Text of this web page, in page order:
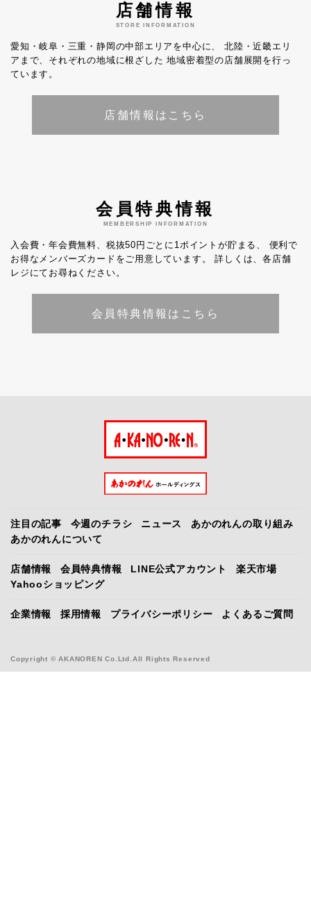
店舗情報
STORE INFORMATION
愛知・岐阜・三重・静岡の中部エリアを中心に、
北陸・近畿エリ
アまで、それぞれの地域に根ざした 地域密着型の店舗展開を行っ
ています。
店舗情報はこちら
会員特典情報
MEMBERSHIP INFORMATION
入会費・年会費無料、税抜50円ごとに1ポイントが貯まる、
便利で
お得なメンバーズカードをご用意しています。
詳しくは、各店舗
レジにてお尋ねください。
会員特典情報はこちら
Copyright © AKANOREN Co.Ltd.All Rights Reserved
注目の記事 今週のチラシ ニュース
あかのれんの取り組み
あかのれんについて
店舗情報 会員特典情報 LINE公式アカウント
楽天市場
Yahooショッピング
企業情報 採用情報 プライバシーポリシー よくあるご質問